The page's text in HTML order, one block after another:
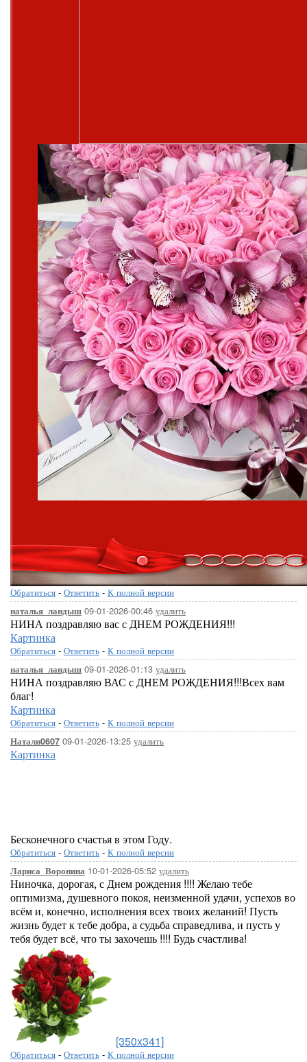
Обратиться - Ответить - К полной версии
наталья_ландыш 09-01-2026-00:46 удалить
НИНА поздравляю вас с ДНЕМ РОЖДЕНИЯ!!!
Картинка
Обратиться - Ответить - К полной версии
наталья_ландыш 09-01-2026-01:13 удалить
НИНА поздравляю ВАС с ДНЕМ РОЖДЕНИЯ!!!Всех вам
благ!
Картинка
Обратиться - Ответить - К полной версии
Натали0607 09-01-2026-13:25 удалить
Картинка
Бесконечного счастья в этом Году.
Обратиться - Ответить - К полной версии
Лариса_Воронина 10-01-2026-05:52 удалить
Ниночка, дорогая, с Днем рождения !!!! Желаю тебе
оптимизма, душевного покоя, неизменной удачи, успехов во
всём и, конечно, исполнения всех твоих желаний! Пусть
жизнь будет к тебе добра, а судьба справедлива, и пусть у
тебя будет всё, что ты захочешь !!!! Будь счастлива!
[350x341]
Обратиться - Ответить - К полной версии